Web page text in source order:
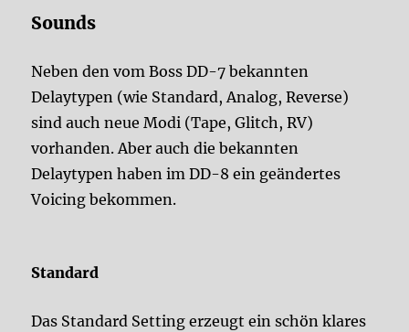
Sounds
Neben den vom Boss DD-7 bekannten
Delaytypen (wie Standard, Analog, Reverse)
sind auch neue Modi (Tape, Glitch, RV)
vorhanden. Aber auch die bekannten
Delaytypen haben im DD-8 ein geändertes
Voicing bekommen.
Standard
Das Standard Setting erzeugt ein schön klares